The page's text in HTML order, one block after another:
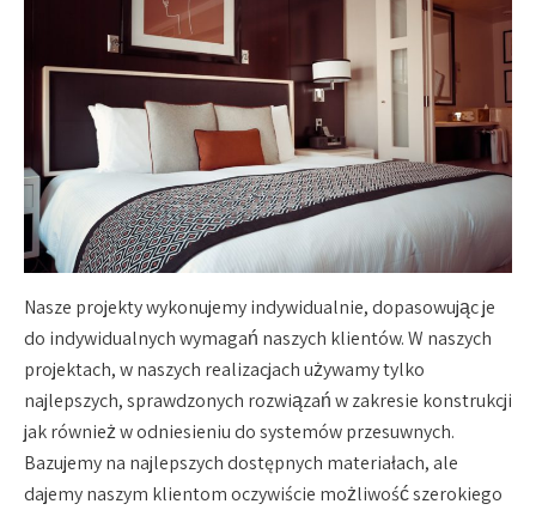
Nasze projekty wykonujemy indywidualnie, dopasowując je
do indywidualnych wymagań naszych klientów. W naszych
projektach, w naszych realizacjach używamy tylko
najlepszych, sprawdzonych rozwiązań w zakresie konstrukcji
jak również w odniesieniu do systemów przesuwnych.
Bazujemy na najlepszych dostępnych materiałach, ale
dajemy naszym klientom oczywiście możliwość szerokiego